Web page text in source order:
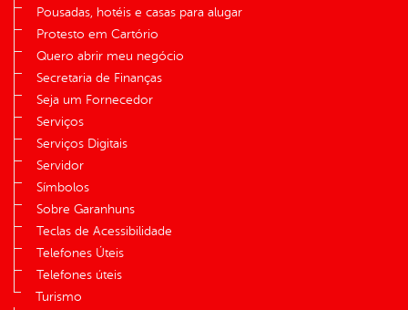
Pousadas, hotéis e casas para alugar
Protesto em Cartório
Quero abrir meu negócio
Secretaria de Finanças
Seja um Fornecedor
Serviços
Serviços Digitais
Servidor
Símbolos
Sobre Garanhuns
Teclas de Acessibilidade
Telefones Úteis
Telefones úteis
Turismo